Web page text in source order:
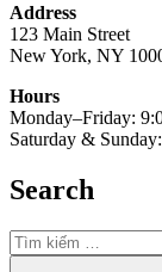
Address
123 Main Street
New York, NY
Hours
Monday–Friday:
Saturday &
Search
Tìm
kiếm: